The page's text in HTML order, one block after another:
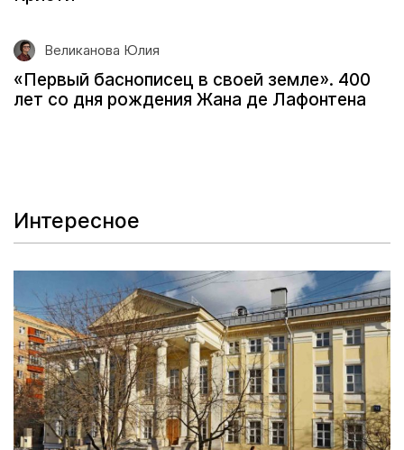
Великанова Юлия
«Первый баснописец в своей земле». 400
лет со дня рождения Жана де Лафонтена
Интересное